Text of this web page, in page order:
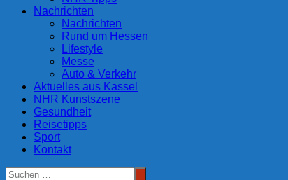
Nachrichten
Nachrichten
Rund um Hessen
Lifestyle
Messe
Auto & Verkehr
Aktuelles aus Kassel
NHR Kunstszene
Gesundheit
Reisetipps
Sport
Kontakt